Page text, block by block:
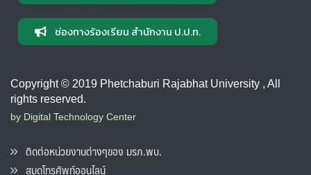
ช่องทางร้องเรียน สำนักงาน ป.ป.ท.
Copyright © 2019 Phetchaburi Rajabhat University , All
rights reserved.
by Digital Technology Center
ติดต่อหน่วยงานต่างๆของ มรภ.พบ.
สมุดโทรศัพท์ออนไลน์